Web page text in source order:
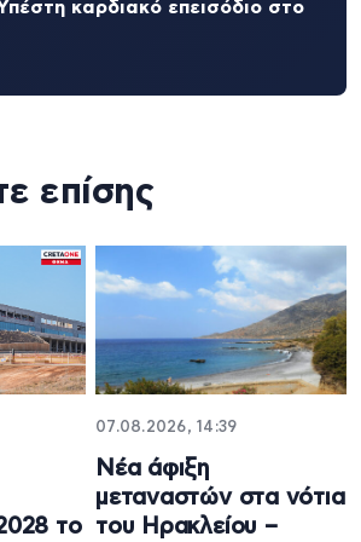
καρδιακό επεισόδιο στο
επίσης
το
07.08.2026, 14:39
Νέα άφιξη
μεταναστών στα νότια
του Ηρακλείου –